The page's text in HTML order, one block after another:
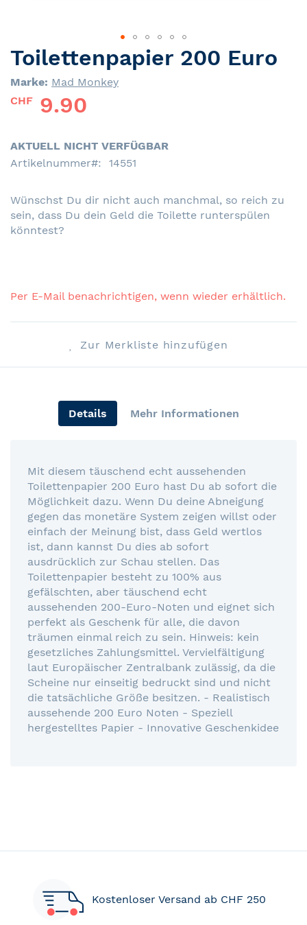
Skip
to
the
beginning
images
gallery
Toilettenpapier 200 Euro
Marke: Mad Monkey
CHF 9.90
AKTUELL NICHT VERFÜGBAR
Artikelnummer
14551
Wünschst Du dir nicht auch manchmal, so reich zu
sein, dass Du dein Geld die Toilette runterspülen
könntest?
Per E-Mail benachrichtigen, wenn wieder erhältlich.
Zur Merkliste hinzufügen
Details Mehr Informationen
Mit diesem täuschend echt aussehenden
Toilettenpapier 200 Euro hast Du ab sofort die
Möglichkeit dazu. Wenn Du deine Abneigung
gegen das monetäre System zeigen willst oder
einfach der Meinung bist, dass Geld wertlos
ist, dann kannst Du dies ab sofort
ausdrücklich zur Schau stellen. Das
Toilettenpapier besteht zu 100% aus
gefälschten, aber täuschend echt
aussehenden 200-Euro-Noten und eignet sich
perfekt als Geschenk für alle, die davon
träumen einmal reich zu sein. Hinweis: kein
gesetzliches Zahlungsmittel. Vervielfältigung
laut Europäischer Zentralbank zulässig, da die
Scheine nur einseitig bedruckt sind und nicht
die tatsächliche Größe besitzen. - Realistisch
aussehende 200 Euro Noten - Speziell
hergestelltes Papier - Innovative Geschenkidee
Kostenloser Versand ab CHF 250